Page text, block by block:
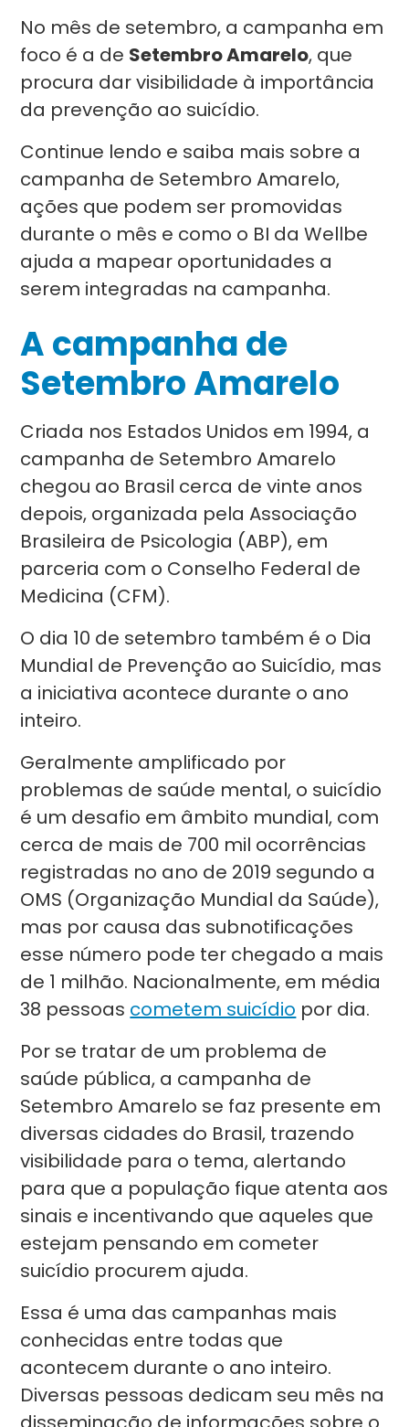
No mês de setembro, a campanha em
foco é a de Setembro Amarelo, que
procura dar visibilidade à importância
da prevenção ao suicídio.
Continue lendo e saiba mais sobre a
campanha de Setembro Amarelo,
ações que podem ser promovidas
durante o mês e como o BI da Wellbe
ajuda a mapear oportunidades a
serem integradas na campanha.
A campanha de
Setembro Amarelo
Criada nos Estados Unidos em 1994, a
campanha de Setembro Amarelo
chegou ao Brasil cerca de vinte anos
depois, organizada pela Associação
Brasileira de Psicologia (ABP), em
parceria com o Conselho Federal de
Medicina (CFM).
O dia 10 de setembro também é o Dia
Mundial de Prevenção ao Suicídio, mas
a iniciativa acontece durante o ano
inteiro.
Geralmente amplificado por
problemas de saúde mental, o suicídio
é um desafio em âmbito mundial, com
cerca de mais de 700 mil ocorrências
registradas no ano de 2019 segundo a
OMS (Organização Mundial da Saúde),
mas por causa das subnotificações
esse número pode ter chegado a mais
de 1 milhão. Nacionalmente, em média
38 pessoas cometem suicídio por dia.
Por se tratar de um problema de
saúde pública, a campanha de
Setembro Amarelo se faz presente em
diversas cidades do Brasil, trazendo
visibilidade para o tema, alertando
para que a população fique atenta aos
sinais e incentivando que aqueles que
estejam pensando em cometer
suicídio procurem ajuda.
Essa é uma das campanhas mais
conhecidas entre todas que
acontecem durante o ano inteiro.
Diversas pessoas dedicam seu mês na